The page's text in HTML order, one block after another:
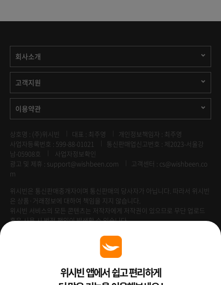
회사소개
고객지원
이용약관
상호명 : (주)위시빈 대표 : 최주영
개인정보책임자 : 최주영
사업자등록번호 : 599-88-01021
통신판매업신고번호 : 제2023-서울강
남-05908호
사업자정보확인
광고 및 제휴 : support@wishbeen.com
고객센터 : cs@wishbeen.co
m
위시빈은 통신판매중개자이며 통신판매의 당사자가 아닙니다. 따라서 위시빈
은 상품·거래정보에 대하여 책임을 지지 않습니다.
위시빈 서비스의 모든 콘텐츠는 저작자에게 저작권이 있으므로 무단 업로드
혹은 사용 시 법적 책임이 발생할 수 있습니다.
Venture Enterprise위시빈 앱에서 쉽고 편리하게